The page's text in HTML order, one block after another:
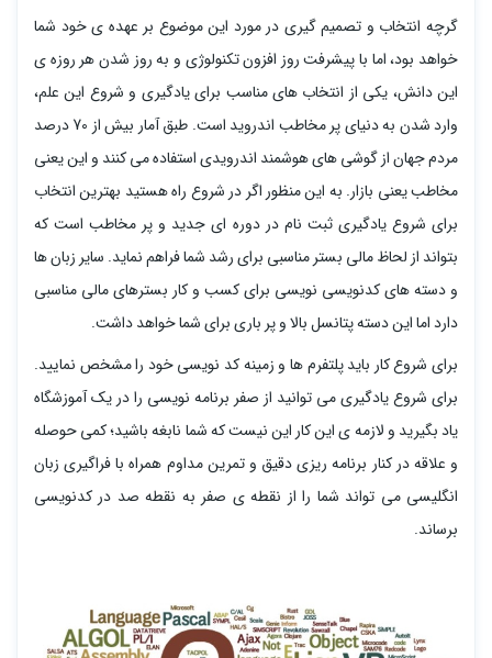
گرچه انتخاب و تصمیم گیری در مورد این موضوع بر عهده ی خود شما
خواهد بود، اما با پیشرفت روز افزون تکنولوژی و به روز شدن هر روزه ی
این دانش، یکی از انتخاب های مناسب برای یادگیری و شروع این علم،
وارد شدن به دنیای پر مخاطب اندروید است. طبق آمار بیش از 70 درصد
مردم جهان از گوشی های هوشمند اندرویدی استفاده می کنند و این یعنی
مخاطب یعنی بازار. به این منظور اگر در شروع راه هستید بهترین انتخاب
برای شروع یادگیری ثبت نام در دوره ای جدید و پر مخاطب است که
بتواند از لحاظ مالی بستر مناسبی برای رشد شما فراهم نماید. سایر زبان ها
و دسته های کدنویسی نویسی برای کسب و کار بسترهای مالی مناسبی
دارد اما این دسته پتانسل بالا و پر باری برای شما خواهد داشت.
برای شروع کار باید پلتفرم ها و زمینه کد نویسی خود را مشخص نمایید.
برای شروع یادگیری می توانید از صفر برنامه نویسی را در یک آموزشگاه
یاد بگیرید و لازمه ی این کار این نیست که شما نابغه باشید؛ کمی حوصله
و علاقه در کنار برنامه ریزی دقیق و تمرین مداوم همراه با فراگیری زبان
انگلیسی می تواند شما را از نقطه ی صفر به نقطه صد در کدنویسی
برساند.